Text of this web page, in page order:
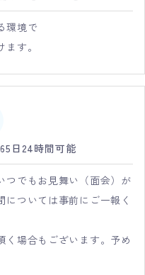
環境で
す。
日24時間可能
つでもお見舞い（面会）が
ついては事前にご一報く
場合もございます。予め